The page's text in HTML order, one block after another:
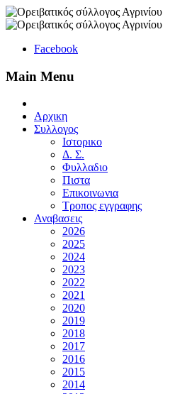
Facebook
Main Menu
Αρχικη
Συλλογος
Ιστορικο
Δ. Σ.
Φυλλαδιο
Πιστα
Επικοινωνια
Τροπος εγγραφης
Αναβασεις
2026
2025
2024
2023
2022
2021
2020
2019
2018
2017
2016
2015
2014